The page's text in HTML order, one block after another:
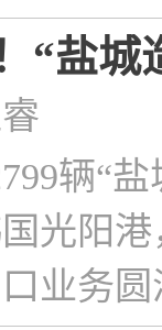
“盐城
辆“
光阳
业务